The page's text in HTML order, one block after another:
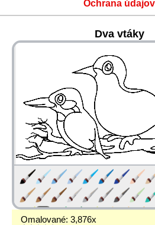
Ochrana údajov
Dva vtáky
Omalované: 3,876x